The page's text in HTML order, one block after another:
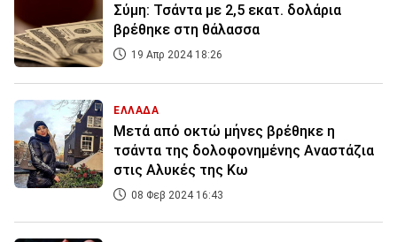
Σύμη: Τσάντα με 2,5 εκατ. δολάρια
βρέθηκε στη θάλασσα
19 Απρ 2024 18:26
ΕΛΛΑΔΑ
Μετά από οκτώ μήνες βρέθηκε η
τσάντα της δολοφονημένης Αναστάζια
στις Αλυκές της Κω
08 Φεβ 2024 16:43